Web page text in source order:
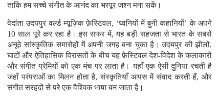
ताकि हम सच्चे संगीत के आनंद का भरपूर जश्न मना सकें।
वेदांता उदयपुर वर्ल्ड म्यूज़िक फ़ेस्टिवल, ‘ध्वनियों में बुनी कहानियों’ के अपने
10 साल पूरे कर रहा है। इस सफर में, यह बड़ी सहजता से भारत के सबसे
अनूठे सांस्कृतिक समारोहों में अपनी जगह बना चुका है। उदयपुर की झीलों,
घाटों और ऐतिहासिक विरासतों के बीच यह फ़ेस्टिवल देश-विदेश के कलाकारों
और संगीत प्रेमियों को एक मंच पर लाता है। यहाँ एक ऐसी दुनिया रचती है
जहाँ परंपराओं का मिलन होता है, संस्कृतियाँ आपस में संवाद करती हैं, और
संगीत सरहदों से परे एक वैश्विक भाषा बन जाता है।